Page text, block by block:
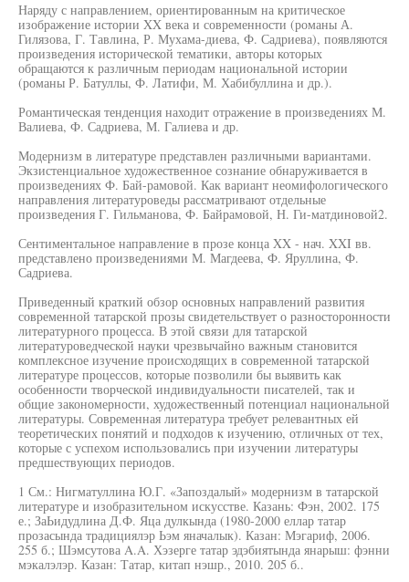
Наряду с направлением, ориентированным на критическое
изображение истории XX века и современности (романы А.
Гилязова, Г. Тавлина, Р. Мухама-диева, Ф. Садриева), появляются
произведения исторической тематики, авторы которых
обращаются к различным периодам национальной истории
(романы Р. Батуллы, Ф. Латифи, М. Хабибуллина и др.).
Романтическая тенденция находит отражение в произведениях М.
Валиева, Ф. Садриева, М. Галиева и др.
Модернизм в литературе представлен различными вариантами.
Экзистенциальное художественное сознание обнаруживается в
произведениях Ф. Бай-рамовой. Как вариант неомифологического
направления литературоведы рассматривают отдельные
произведения Г. Гильманова, Ф. Байрамовой, Н. Ги-матдиновой2.
Сентиментальное направление в прозе конца XX - нач. XXI вв.
представлено произведениями М. Магдеева, Ф. Яруллина, Ф.
Садриева.
Приведенный краткий обзор основных направлений развития
современной татарской прозы свидетельствует о разносторонности
литературного процесса. В этой связи для татарской
литературоведческой науки чрезвычайно важным становится
комплексное изучение происходящих в современной татарской
литературе процессов, которые позволили бы выявить как
особенности творческой индивидуальности писателей, так и
общие закономерности, художественный потенциал национальной
литературы. Современная литература требует релевантных ей
теоретических понятий и подходов к изучению, отличных от тех,
которые с успехом использовались при изучении литературы
предшествующих периодов.
1 См.: Нигматуллина Ю.Г. «Запоздалый» модернизм в татарской
литературе и изобразительном искусстве. Казань: Фэн, 2002. 175
е.; ЗаЬидудлина Д.Ф. Яца дулкында (1980-2000 еллар татар
прозасында традициялэр Ьэм яначалык). Казан: Мэгариф, 2006.
255 б.; Шэмсутова A.A. Хэзерге татар эдэбиятында янарыш: фэнни
мэкалэлэр. Казан: Татар, китап нэшр., 2010. 205 б..